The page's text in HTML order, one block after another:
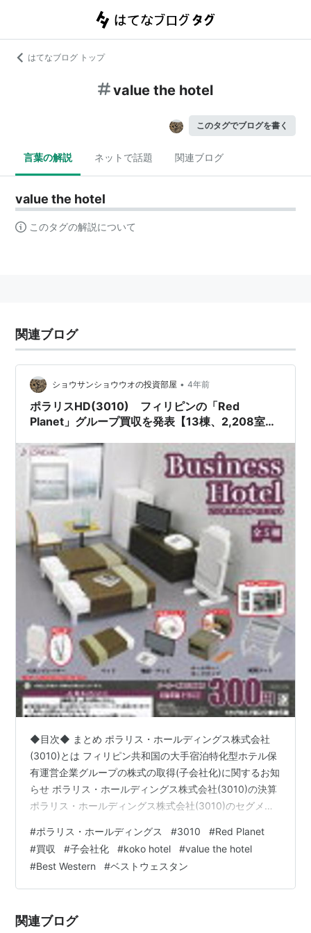
はてなブログ トップ
value the hotel
このタグでブログを書く
言葉の解説 ネットで話題 関連ブログ
value the hotel
このタグの解説について
関連ブログ
ショウサンショウウオの投資部屋 • 4年前
ポラリスHD(3010) フィリピンの「Red
Planet」グループ買収を発表【13棟、2,208室取
◆目次◆ まとめ ポラリス・ホールディングス株式会社
(3010)とは フィリピン共和国の大手宿泊特化型ホテル保
有運営企業グループの株式の取得(子会社化)に関するお知
らせ ポラリス・ホールディングス株式会社(3010)の決算
ポラリス・ホールディングス株式会社(3010)のセグメン
ングス株式会社(3010)の業績予想 ポラリス・ホールディ
ングス株式会社(3010)の配当利回り 【関連記事】 ポラリ
ス・ホールディングス株式会社(3010)の株主優待 ブログ
をご覧頂き、ありがとうございます。 ポラリス・ホール
#ポラリス・ホールディングス #3010 #Red Planet
#買収 #子会社化 #koko hotel #value the hotel
#Best Western #ベストウェスタン
関連ブログ